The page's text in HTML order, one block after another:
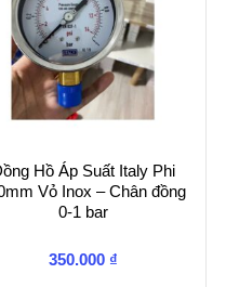
Hồ Áp Suất Italy Phi
Vỏ Inox – Chân đồng
0-1 bar
350.000 ₫